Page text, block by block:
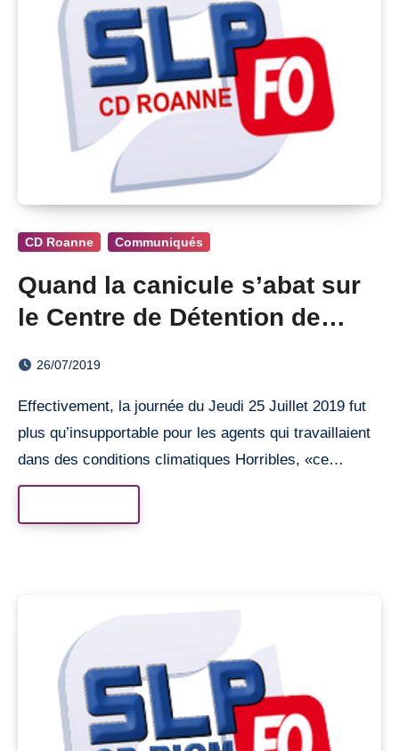
CD Roanne Communiqués
Quand la canicule s’abat sur
le Centre de Détention de
26/07/2019
Effectivement, la journée du Jeudi 25 Juillet 2019 fut
plus qu’insupportable pour les agents qui travaillaient
dans des conditions climatiques Horribles, «ce…